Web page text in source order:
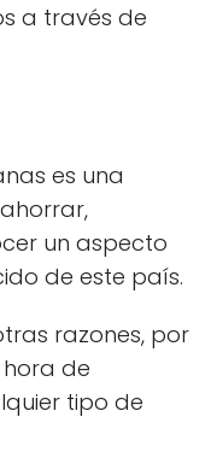
a través de
es una
un aspecto
de este país.
razones, por
de
tipo de